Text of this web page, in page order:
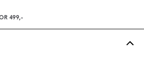
499,-